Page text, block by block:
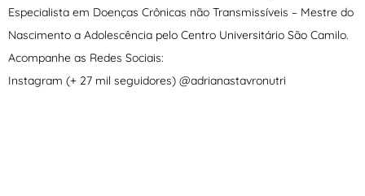
Especialista em Doenças Crônicas não Transmissíveis – Mestre do
Nascimento a Adolescência pelo Centro Universitário São Camilo.
Acompanhe as Redes Sociais:
Instagram (+ 27 mil seguidores) @adrianastavronutri